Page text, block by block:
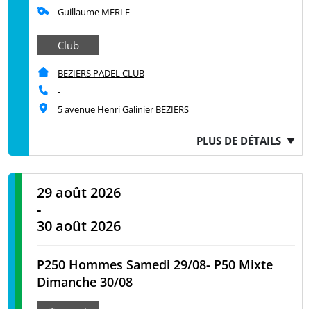
Guillaume MERLE
Club
BEZIERS PADEL CLUB
-
5 avenue Henri Galinier BEZIERS
PLUS DE DÉTAILS
29 août 2026
-
30 août 2026
P250 Hommes Samedi 29/08- P50 Mixte
Dimanche 30/08